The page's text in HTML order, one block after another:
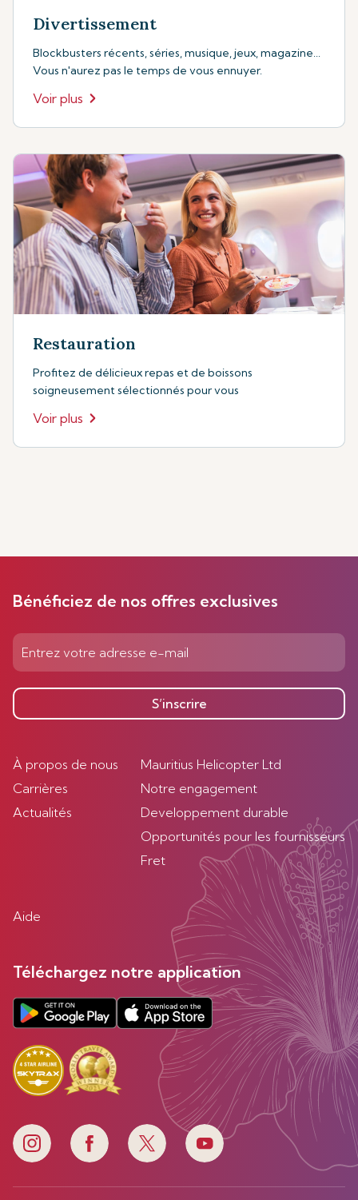
Divertissement
Blockbusters récents, séries, musique, jeux, magazine...
Vous n'aurez pas le temps de vous ennuyer.
Voir plus
Restauration
Profitez de délicieux repas et de boissons
soigneusement sélectionnés pour vous
Voir plus
Bénéficiez de nos offres exclusives
S’inscrire
À propos de nous
Carrières
Actualités
Mauritius Helicopter Ltd
Notre engagement
Developpement durable
Opportunités pour les fournisseurs
Fret
Aide
Téléchargez notre application